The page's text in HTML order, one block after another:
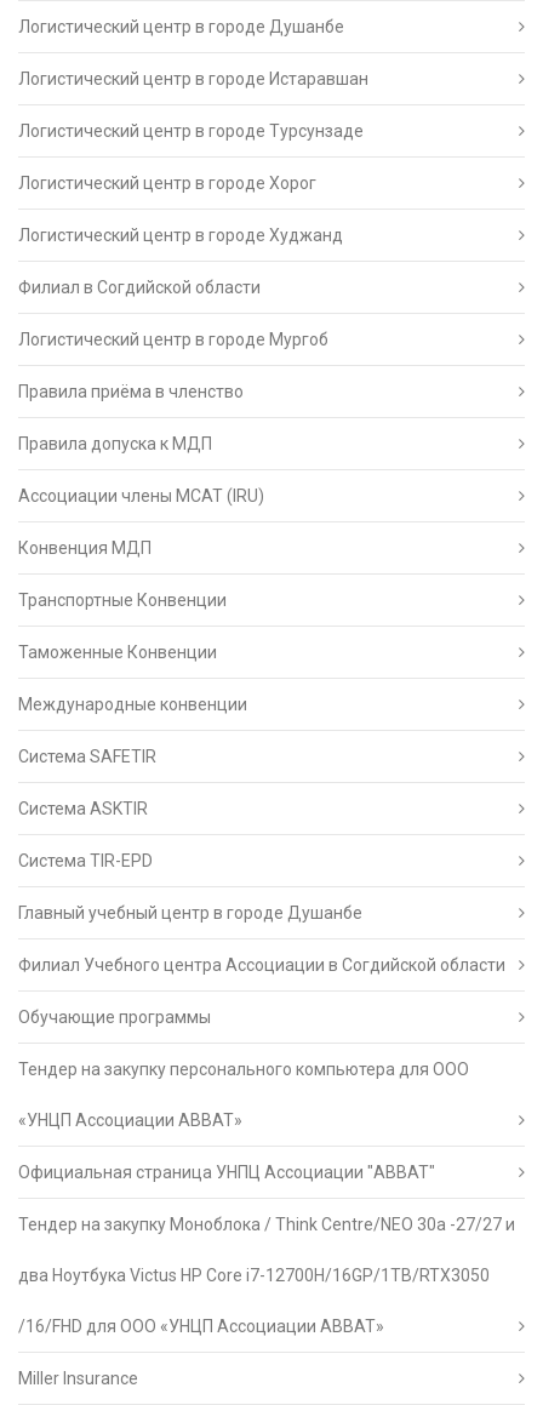
Логистический центр в городе Душанбе
Логистический центр в городе Истаравшан
Логистический центр в городе Турсунзаде
Логистический центр в городе Хорог
Логистический центр в городе Худжанд
Филиал в Согдийской области
Логистический центр в городе Мургоб
Правила приёма в членство
Правила допуска к МДП
Ассоциации члены МСАТ (IRU)
Конвенция МДП
Транспортные Конвенции
Таможенные Конвенции
Международные конвенции
Система SAFETIR
Система ASKTIR
Система TIR-EPD
Главный учебный центр в городе Душанбе
Филиал Учебного центра Ассоциации в Согдийской области
Обучающие программы
Тендер на закупку персонального компьютера для ООО
«УНЦП Ассоциации АВВАТ»
Официальная страница УНПЦ Ассоциации "АВВАТ"
Тендер на закупку Моноблока / Think Centre/NEO 30a -27/27 и
два Ноутбука Victus HP Core i7-12700H/16GP/1TB/RTX3050
/16/FHD для ООО «УНЦП Ассоциации АВВАТ»
Miller Insurance